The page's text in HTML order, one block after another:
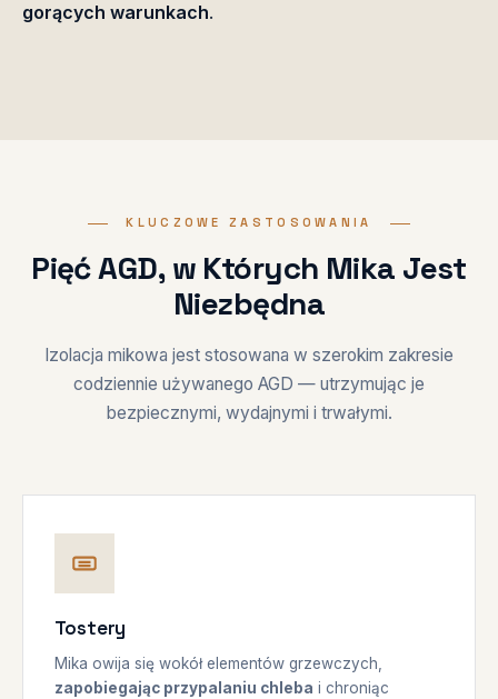
gorących warunkach.
KLUCZOWE ZASTOSOWANIA
Pięć AGD, w Których Mika Jest
Niezbędna
Izolacja mikowa jest stosowana w szerokim zakresie
codziennie używanego AGD — utrzymując je
bezpiecznymi, wydajnymi i trwałymi.
Tostery
Mika owija się wokół elementów grzewczych,
zapobiegając przypalaniu chleba i chroniąc